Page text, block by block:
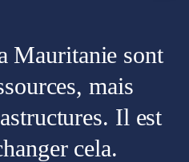
Mauritanie sont
mais
Il est
cela.